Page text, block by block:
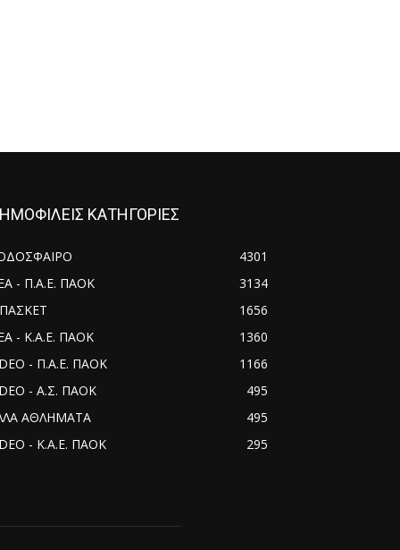
ΚΑΤΗΓΟΡΙΕΣ
4301
- Π.Α.Ε. ΠΑΟΚ
3134
1656
- Κ.Α.Ε. ΠΑΟΚ
1360
- Π.Α.Ε. ΠΑΟΚ
1166
- Α.Σ. ΠΑΟΚ
495
ΑΘΛΗΜΑΤΑ
495
- Κ.Α.Ε. ΠΑΟΚ
295